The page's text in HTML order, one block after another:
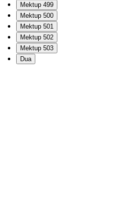
Mektup 499
Mektup 500
Mektup 501
Mektup 502
Mektup 503
Dua